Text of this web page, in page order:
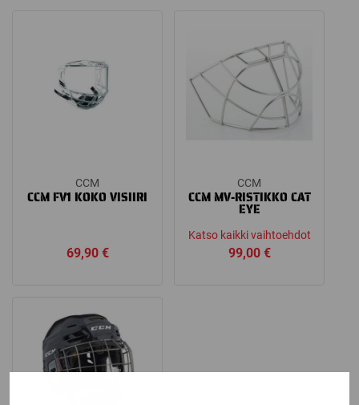
CCM
CCM FV1 KOKO VISIIRI
69,90 €
CCM
CCM MV-RISTIKKO CAT
EYE
Katso kaikki vaihtoehdot
99,00 €